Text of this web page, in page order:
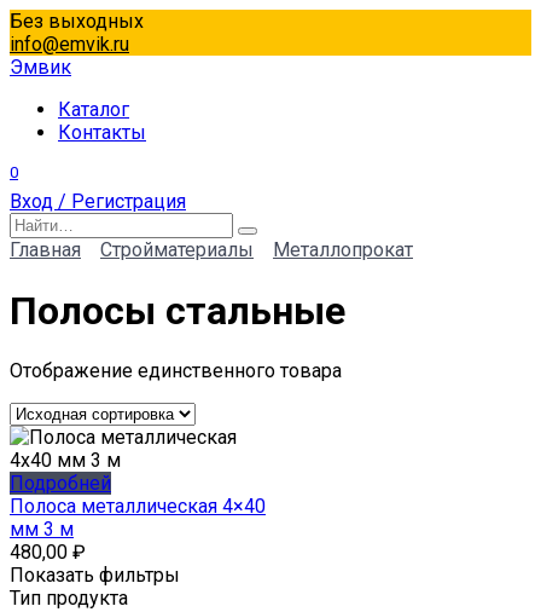
Перейти
к
содержанию
Без выходных
info@emvik.ru
Эмвик
Каталог
Контакты
0
Вход / Регистрация
Search
for:
Главная Стройматериалы Металлопрокат
Полосы стальные
Отображение единственного товара
Подробней
Полоса металлическая 4×40
мм 3 м
480,00 ₽
Показать фильтры
Тип продукта